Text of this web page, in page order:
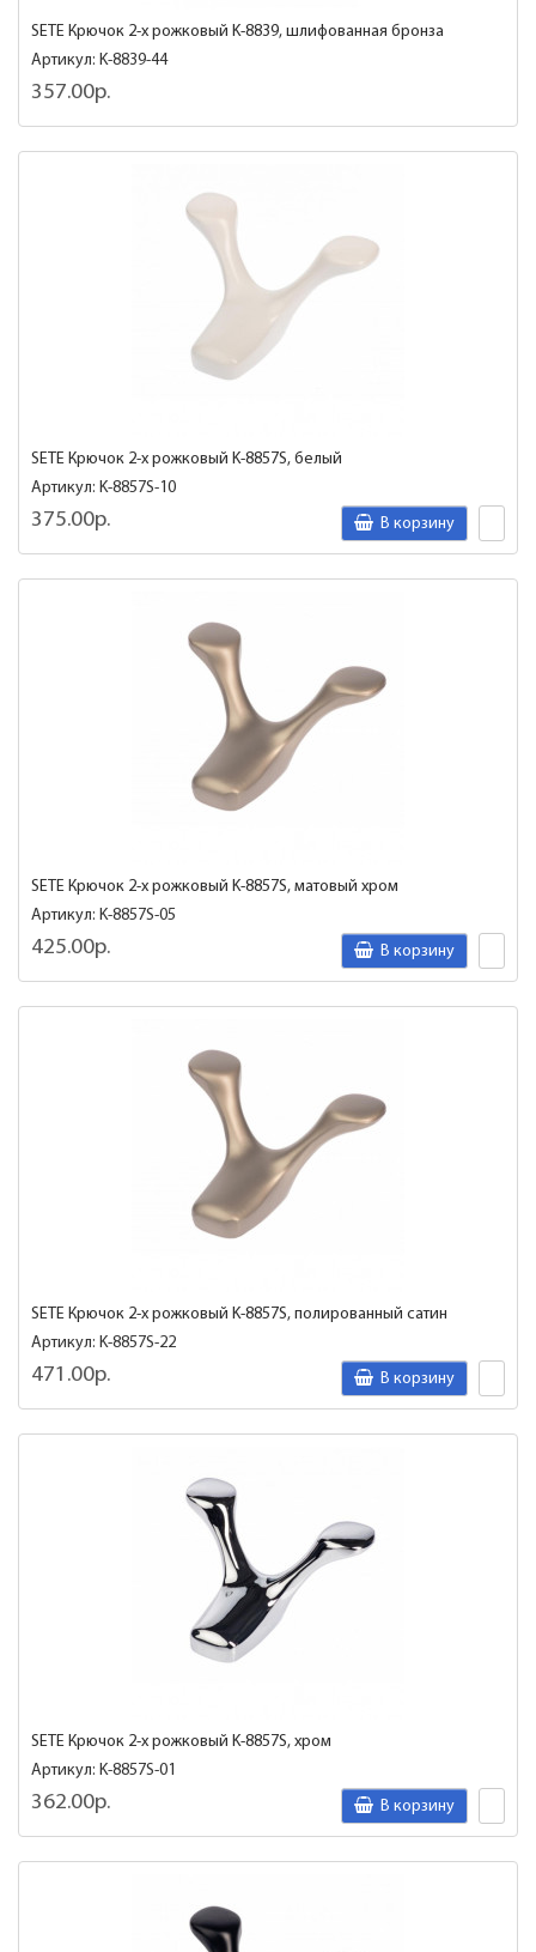
SETE Крючок 2-х рожковый K-8839, шлифованная бронза
Артикул: K-8839-44
357.00р.
SETE Крючок 2-х рожковый K-8857S, белый
Артикул: K-8857S-10
375.00р. В корзину
SETE Крючок 2-х рожковый K-8857S, матовый хром
Артикул: K-8857S-05
425.00р. В корзину
SETE Крючок 2-х рожковый K-8857S, полированный сатин
Артикул: K-8857S-22
471.00р. В корзину
SETE Крючок 2-х рожковый K-8857S, хром
Артикул: K-8857S-01
362.00р. В корзину